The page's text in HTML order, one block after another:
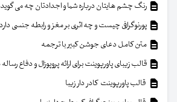
رنگ چشم هایتان درباره شما و اجدادتان چه می
پورنوگرافی چیست و چه اثری بر مغز و رابطه جنسی
متن کامل دعای جوشن کبیر با ترجمه
قالب زیبای پاورپوینت برای ارائه پروپوزال و دفاع رساله
قالب پاورپوینت کادر دار زیبا